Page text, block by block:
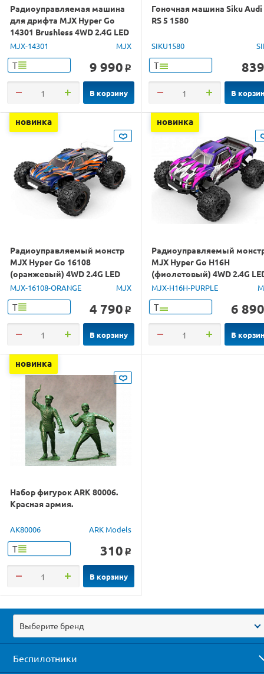
Радиоуправляемая машина
для дрифта MJX Hyper Go
14301 Brushless 4WD 2.4G LED
1/14 RTR
MJX-14301 MJX
Т 9 990 o
В корзину
Гоночная машина Siku Audi
RS 5 1580
SIKU1580
Т 839
В
новинка
Радиоуправляемый монстр
MJX Hyper Go 16108
(оранжевый) 4WD 2.4G LED
1/16 RTR
MJX-16108-ORANGE MJX
Т 4 790 o
В корзину
новинка
Радиоуправляемый
MJX Hyper Go H16H
(фиолетовый) 4WD 2.4G
GPS 1/16 RTR
MJX-H16H-PURPLE
Т 6 890
В
новинка
Набор фигурок ARK 80006.
Красная армия.
AK80006 ARK Models
Т 310 o
В корзину
Выберите бренд
Беспилотники